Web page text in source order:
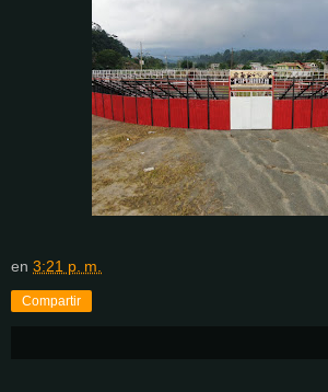
en 3:21 p. m.
Compartir